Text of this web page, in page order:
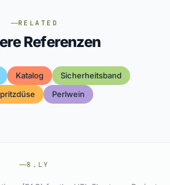
RELATED
Referenzen
Katalog
Sicherheitsband
Perlwein
8.LY